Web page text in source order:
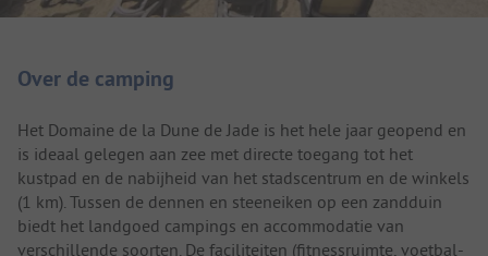
Over de camping
Het Domaine de la Dune de Jade is het hele jaar geopend en
is ideaal gelegen aan zee met directe toegang tot het
kustpad en de nabijheid van het stadscentrum en de winkels
(1 km). Tussen de dennen en steeneiken op een zandduin
biedt het landgoed campings en accommodatie van
verschillende soorten. De faciliteiten (fitnessruimte, voetbal-